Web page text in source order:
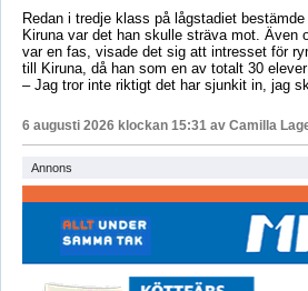
Redan i tredje klass på lågstadiet
Kiruna var det han skulle sträva mot. Även
var en fas, visade det sig att intresset för
till Kiruna, då han som en av totalt 30
– Jag tror inte riktigt det har sjunkit in, jag
6 augusti 2026 klockan 15:31 av Camilla
Annons